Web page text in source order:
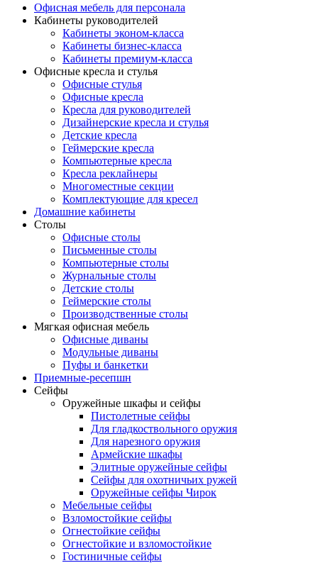
Офисная мебель для персонала
Кабинеты руководителей
Кабинеты эконом-класса
Кабинеты бизнес-класса
Кабинеты премиум-класса
Офисные кресла и стулья
Офисные стулья
Офисные кресла
Кресла для руководителей
Дизайнерские кресла и стулья
Детские кресла
Геймерские кресла
Компьютерные кресла
Кресла реклайнеры
Многоместные секции
Комплектующие для кресел
Домашние кабинеты
Столы
Офисные столы
Письменные столы
Компьютерные столы
Журнальные столы
Детские столы
Геймерские столы
Производственные столы
Мягкая офисная мебель
Офисные диваны
Модульные диваны
Пуфы и банкетки
Приемные-ресепшн
Сейфы
Оружейные шкафы и сейфы
Пистолетные сейфы
Для гладкоствольного оружия
Для нарезного оружия
Армейские шкафы
Элитные оружейные сейфы
Сейфы для охотничьих ружей
Оружейные сейфы Чирок
Мебельные сейфы
Взломостойкие сейфы
Огнестойкие сейфы
Огнестойкие и взломостойкие
Гостиничные сейфы